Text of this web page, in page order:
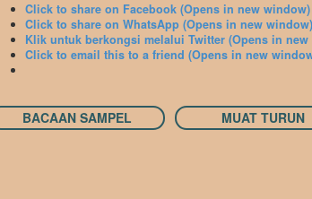
Click to share on Facebook (Opens in new window)
Click to share on WhatsApp (Opens in new window)
Klik untuk berkongsi melalui Twitter (Opens in
Click to email this to a friend (Opens in new
BACAAN SAMPEL MUAT TURUN